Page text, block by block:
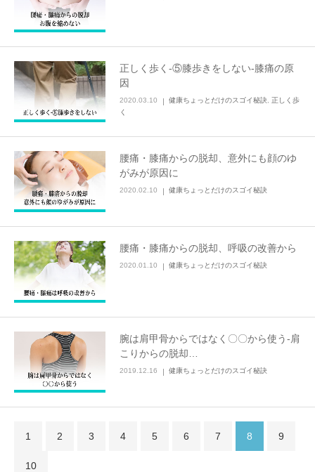
正しく歩く-⑤膝歩きをしない-膝痛の原
因
2020.03.10 健康ちょっとだけのスゴイ秘訣 正しく歩
く
腰痛・膝痛からの脱却、意外にも顔のゆ
がみが原因に
2020.02.10 健康ちょっとだけのスゴイ秘訣
腰痛・膝痛からの脱却、呼吸の改善から
2020.01.10 健康ちょっとだけのスゴイ秘訣
腕は肩甲骨からではなく〇〇から使う-肩
こりからの脱却…
2019.12.16 健康ちょっとだけのスゴイ秘訣
1 2 3 4 5 6 7 8 9
10